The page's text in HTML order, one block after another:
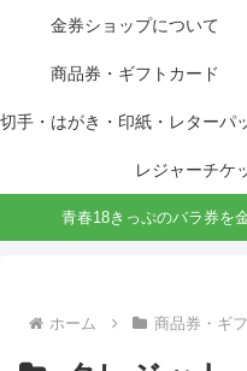
金券ショップについて
商品券・ギフトカード
切手・はがき・印紙・レターパ
青春18きっぷのバラ券を
ホーム 商品券・ギ